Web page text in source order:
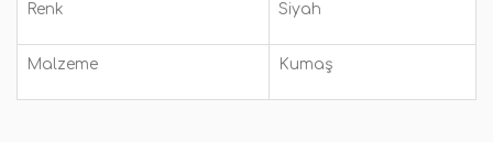
Renk Siyah
Malzeme Kumaş